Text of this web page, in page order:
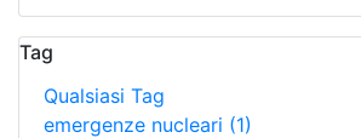
Tag
Qualsiasi Tag
emergenze nucleari (1)